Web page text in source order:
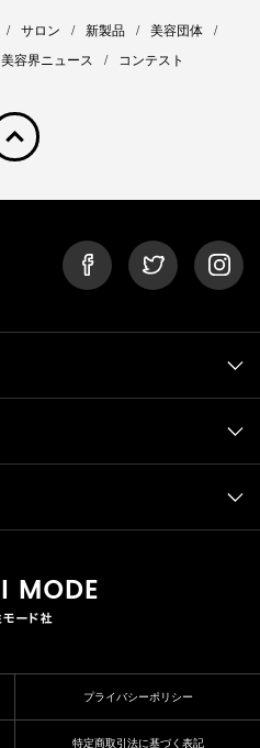
サロン 新製品
美容団体
美容界ニュース コンテスト
pagetop
プライバシーポリシー
特定商取引法に基づく表記